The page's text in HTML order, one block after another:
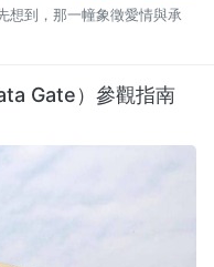
想到，那一幢象徵愛情與承
Gate）參觀指南